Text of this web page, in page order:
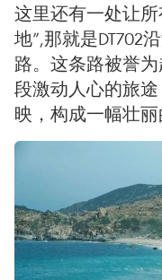
这里还有一处让
地”,那就是DT702
路。这条路被誉
段激动人心的旅
映，构成一幅壮丽